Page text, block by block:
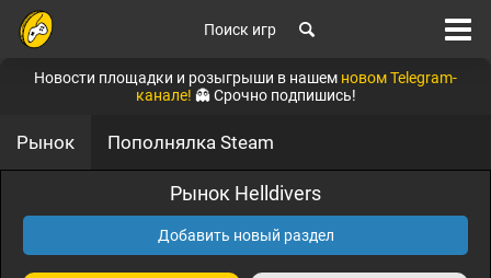
Поиск игр
Новости площадки и розыгрыши в нашем новом Telegram-
канале! 👻 Срочно подпишись!
Рынок Пополнялка Steam
Рынок Helldivers
Добавить новый раздел